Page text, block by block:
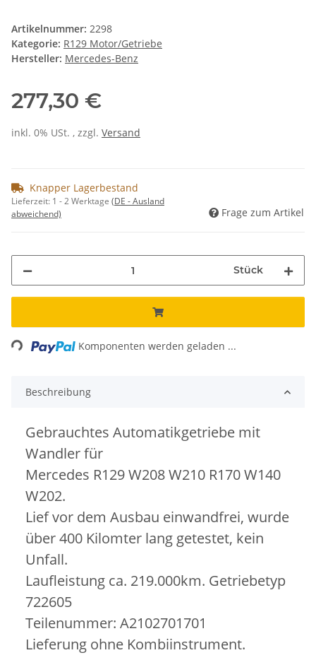
Artikelnummer: 2298
Kategorie: R129 Motor/Getriebe
Hersteller: Mercedes-Benz
277,30 €
inkl. 0% USt. , zzgl. Versand
Knapper Lagerbestand
Lieferzeit: 1 - 2 Werktage (DE - Ausland
abweichend)
Frage zum Artikel
Stück
Komponenten werden geladen ...
Beschreibung
Gebrauchtes Automatikgetriebe mit
Wandler für
Mercedes R129 W208 W210 R170 W140
W202.
Lief vor dem Ausbau einwandfrei, wurde
über 400 Kilomter lang getestet, kein
Unfall.
Laufleistung ca. 219.000km. Getriebetyp
722605
Teilenummer: A2102701701
Lieferung ohne Kombiinstrument.